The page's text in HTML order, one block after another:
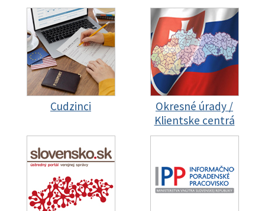
Cudzinci
Okresné úrady /
Klientske centrá